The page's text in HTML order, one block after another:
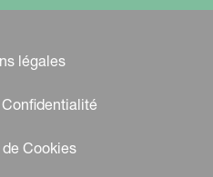
légales
Cookies